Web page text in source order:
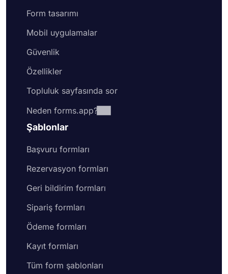
Form tasarımı
Mobil uygulamalar
Güvenlik
Özellikler
Topluluk sayfasında sor
Neden forms.app?
Şablonlar
Başvuru formları
Rezervasyon formları
Geri bildirim formları
Sipariş formları
Ödeme formları
Kayıt formları
Tüm form şablonları